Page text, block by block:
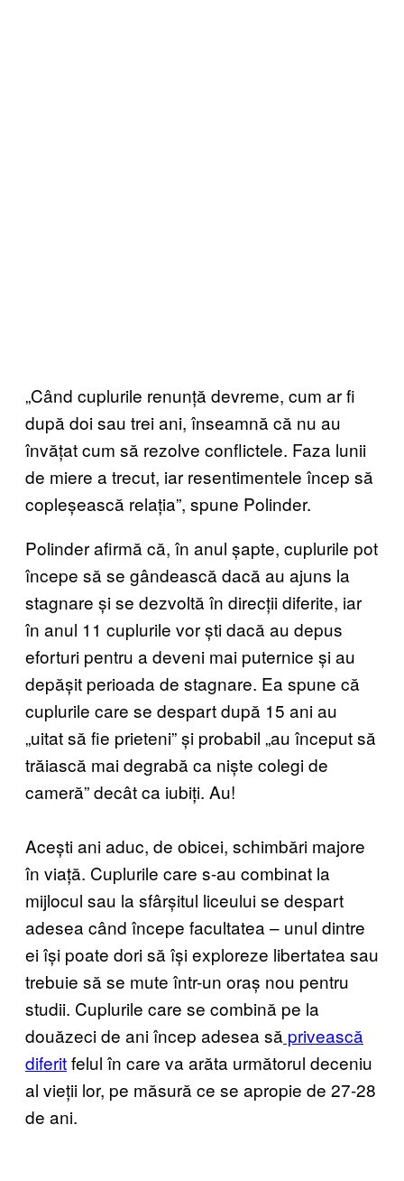
„Când cuplurile renunță devreme, cum ar fi
după doi sau trei ani, înseamnă că nu au
învățat cum să rezolve conflictele. Faza lunii
de miere a trecut, iar resentimentele încep să
copleșească relația”, spune Polinder.
Polinder afirmă că, în anul șapte, cuplurile pot
începe să se gândească dacă au ajuns la
stagnare și se dezvoltă în direcții diferite, iar
în anul 11 cuplurile vor ști dacă au depus
eforturi pentru a deveni mai puternice și au
depășit perioada de stagnare. Ea spune că
cuplurile care se despart după 15 ani au
„uitat să fie prieteni” și probabil „au început să
trăiască mai degrabă ca niște colegi de
cameră” decât ca iubiți. Au!
Acești ani aduc, de obicei, schimbări majore
în viață. Cuplurile care s-au combinat la
mijlocul sau la sfârșitul liceului se despart
adesea când începe facultatea – unul dintre
ei își poate dori să își exploreze libertatea sau
trebuie să se mute într-un oraș nou pentru
studii. Cuplurile care se combină pe la
douăzeci de ani încep adesea să privească
diferitfelul în care va arăta următorul deceniu
al vieții lor, pe măsură ce se apropie de 27-28
de ani.